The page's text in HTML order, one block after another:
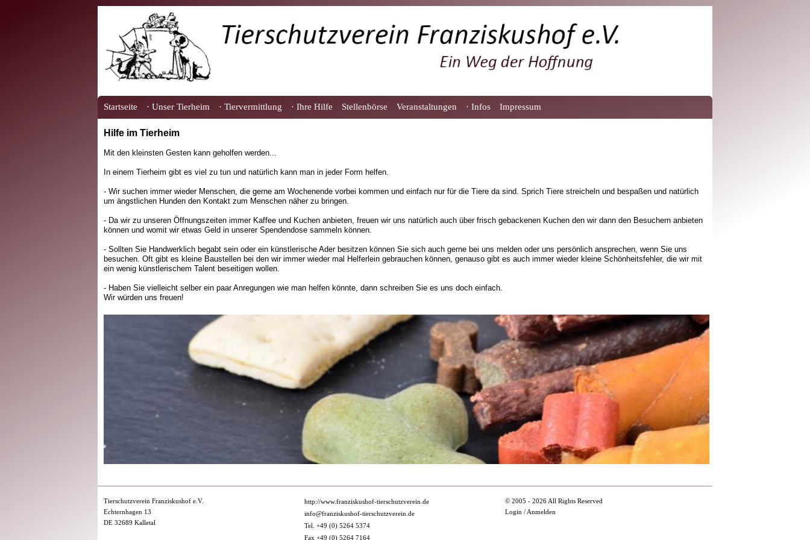
Startseite · Unser Tierheim · Tiervermittlung · Ihre Hilfe Stellenbörse Veranstaltungen · Infos Impressum
Hilfe im Tierheim
Mit den kleinsten Gesten kann geholfen werden...
In einem Tierheim gibt es viel zu tun und natürlich kann man in jeder Form helfen.
- Wir suchen immer wieder Menschen, die gerne am Wochenende vorbei kommen und einfach nur für die Tiere da sind. Sprich Tiere streicheln und bespaßen und natürlich
um ängstlichen Hunden den Kontakt zum Menschen näher zu bringen.
- Da wir zu unseren Öffnungszeiten immer Kaffee und Kuchen anbieten, freuen wir uns natürlich auch über frisch gebackenen Kuchen den wir dann den Besuchern anbieten
können und womit wir etwas Geld in unserer Spendendose sammeln können.
- Sollten Sie Handwerklich begabt sein oder ein künstlerische Ader besitzen können Sie sich auch gerne bei uns melden oder uns persönlich ansprechen, wenn Sie uns
besuchen. Oft gibt es kleine Baustellen bei den wir immer wieder mal Helferlein gebrauchen können, genauso gibt es auch immer wieder kleine Schönheitsfehler, die wir mit
ein wenig künstlerischem Talent beseitigen wollen.
- Haben Sie vielleicht selber ein paar Anregungen wie man helfen könnte, dann schreiben Sie es uns doch einfach.
Wir würden uns freuen!
Tierschutzverein Franziskushof e.V.
Echternhagen 13
DE 32689 Kalletal
http://www.franziskushof-tierschutzverein.de
info@franziskushof-tierschutzverein.de
Tel. +49 (0) 5264 5374
Fax +49 (0) 5264 7164
© 2005 - 2026 All Rights Reserved
Login / Anmelden